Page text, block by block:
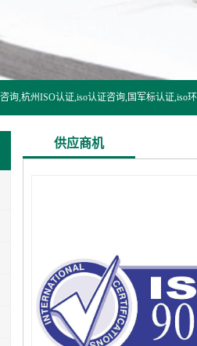
供应商机